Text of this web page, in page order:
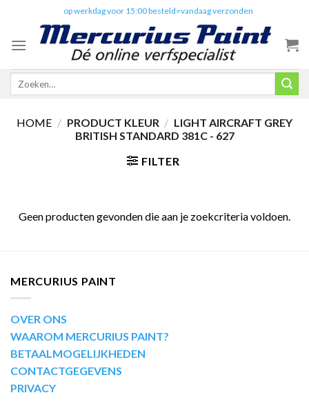
content
op werkdag voor 15:00 besteld=vandaag verzonden
Zoeken
HOME / PRODUCT KLEUR / LIGHT AIRCRAFT GREY
BRITISH STANDARD 381C - 627
FILTER
Geen producten gevonden die aan je zoekcriteria voldoen.
MERCURIUS PAINT
OVER ONS
WAAROM MERCURIUS PAINT?
BETAALMOGELIJKHEDEN
CONTACTGEGEVENS
PRIVACY